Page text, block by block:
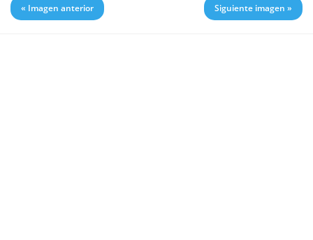
« Imagen anterior Siguiente imagen »